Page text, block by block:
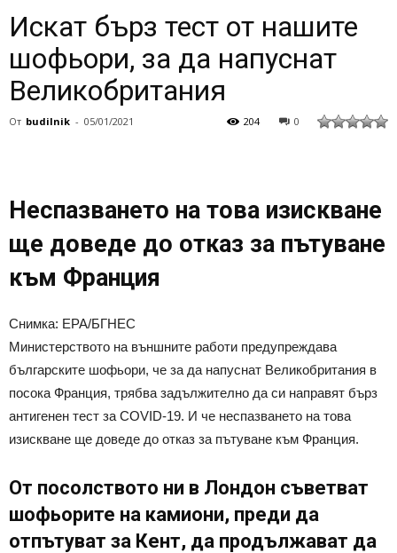
Искат бърз тест от нашите
шофьори, за да напуснат
Великобритания
От budilnik - 05/01/2021 0
204
Неспазването на това изискване
ще доведе до отказ за пътуване
към Франция
Снимка: ЕРА/БГНЕС
Министерството на външните работи предупреждава
българските шофьори, че за да напуснат Великобритания в
посока Франция, трябва задължително да си направят бърз
антигенен тест за COVID-19. И че неспазването на това
изискване ще доведе до отказ за пътуване към Франция.
От посолството ни в Лондон съветват
шофьорите на камиони, преди да
отпътуват за Кент, да продължават да